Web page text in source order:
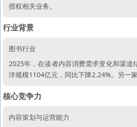
授权相关业务。
行业背景
图书行业
2025年，在读者内容消费需求变化和渠
洋规模1104亿元，同比下降2.24%。另一
核心竞争力
内容策划与运营能力